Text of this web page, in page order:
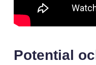
Potential